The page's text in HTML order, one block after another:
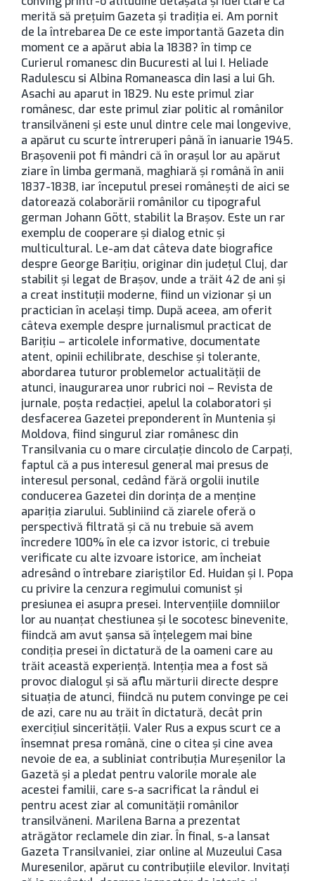
merită să preţuim Gazeta şi tradiţia ei. Am pornit
de la întrebarea De ce este importantă Gazeta din
moment ce a apărut abia la 1838? în timp ce
Curierul romanesc din Bucuresti al lui I. Heliade
Radulescu si Albina Romaneasca din Iasi a lui Gh.
Asachi au aparut in 1829. Nu este primul ziar
românesc, dar este primul ziar politic al românilor
transilvăneni şi este unul dintre cele mai longevive,
a apărut cu scurte întreruperi până în ianuarie 1945.
Braşovenii pot fi mândri că în oraşul lor au apărut
ziare în limba germană, maghiară şi română în anii
1837-1838, iar începutul presei româneşti de aici se
datorează colaborării românilor cu tipograful
german Johann Gött, stabilit la Braşov. Este un rar
exemplu de cooperare şi dialog etnic şi
multicultural. Le-am dat câteva date biografice
despre George Bariţiu, originar din judeţul Cluj, dar
stabilit şi legat de Braşov, unde a trăit 42 de ani şi
a creat instituţii moderne, fiind un vizionar şi un
practician în acelaşi timp. După aceea, am oferit
câteva exemple despre jurnalismul practicat de
Bariţiu – articolele informative, documentate
atent, opinii echilibrate, deschise şi tolerante,
abordarea tuturor problemelor actualităţii de
atunci, inaugurarea unor rubrici noi – Revista de
jurnale, poşta redacţiei, apelul la colaboratori şi
desfacerea Gazetei preponderent în Muntenia şi
Moldova, fiind singurul ziar românesc din
Transilvania cu o mare circulaţie dincolo de Carpaţi,
faptul că a pus interesul general mai presus de
interesul personal, cedând fără orgolii inutile
conducerea Gazetei din dorinţa de a menţine
apariţia ziarului. Subliniind că ziarele oferă o
perspectivă filtrată şi că nu trebuie să avem
încredere 100% în ele ca izvor istoric, ci trebuie
verificate cu alte izvoare istorice, am încheiat
adresând o întrebare ziariştilor Ed. Huidan şi I. Popa
cu privire la cenzura regimului comunist şi
presiunea ei asupra presei. Intervenţiile domniilor
lor au nuanţat chestiunea şi le socotesc binevenite,
fiindcă am avut şansa să înţelegem mai bine
condiţia presei în dictatură de la oameni care au
trăit această experienţă. Intenţia mea a fost să
provoc dialogul şi să aflu mărturii directe despre
situaţia de atunci, fiindcă nu putem convinge pe cei
de azi, care nu au trăit în dictatură, decât prin
exerciţiul sincerităţii. Valer Rus a expus scurt ce a
însemnat presa română, cine o citea şi cine avea
nevoie de ea, a subliniat contribuţia Mureşenilor la
Gazetă şi a pledat pentru valorile morale ale
acestei familii, care s-a sacrificat la rândul ei
pentru acest ziar al comunităţii românilor
transilvăneni. Marilena Barna a prezentat
atrăgător reclamele din ziar. În final, s-a lansat
Gazeta Transilvaniei, ziar online al Muzeului Casa
Muresenilor, apărut cu contribuţiile elevilor. Invitaţi